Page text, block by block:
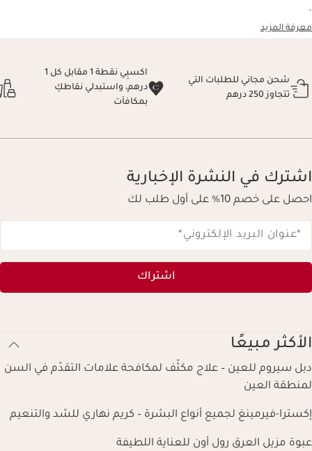
.
معرفة المزيد
شحن مجاني للطلبات التي
تتجاوز 250 درهم
اكسبِي نقطة 1 مقابل كل 1
درهم، واستبدلي نقاطكِ
بمكافآت
اشترك في النشرة الإخبارية
احصل على خصم 10% على أول طلب لك
*عنوان البريد الإلكتروني*
اشتراك
الأكثر مبيعًا
دبل سيروم للعين – علاج مكثّف لمكافحة علامات التقدّم في السن
لمنطقة العين
إكسترا-فيرمينغ لجميع أنواع البشرة – كريم نهاري للشد والتنعيم
عبوة مزيل العرق رول أون للعناية اللطيفة